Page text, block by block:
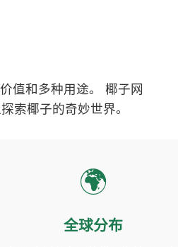
值和多种用途。 椰子网
索椰子的奇妙世界。
🌍
全球分布